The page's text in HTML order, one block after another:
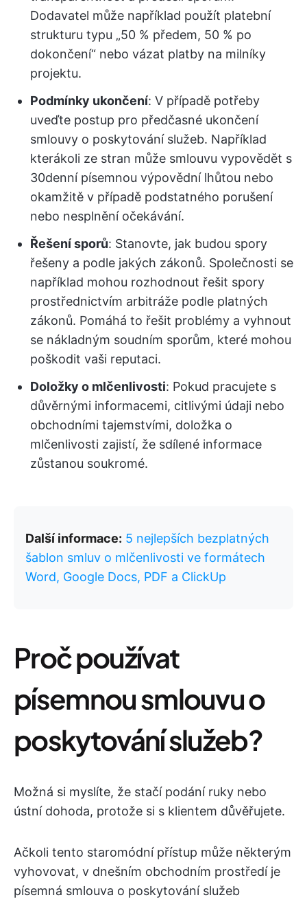
Dodavatel může například použít platební
strukturu typu „50 % předem, 50 % po
dokončení“ nebo vázat platby na milníky
projektu.
Podmínky ukončení: V případě potřeby
uveďte postup pro předčasné ukončení
smlouvy o poskytování služeb. Například
kterákoli ze stran může smlouvu vypovědět s
30denní písemnou výpovědní lhůtou nebo
okamžitě v případě podstatného porušení
nebo nesplnění očekávání.
Řešení sporů: Stanovte, jak budou spory
řešeny a podle jakých zákonů. Společnosti se
například mohou rozhodnout řešit spory
prostřednictvím arbitráže podle platných
zákonů. Pomáhá to řešit problémy a vyhnout
se nákladným soudním sporům, které mohou
poškodit vaši reputaci.
Doložky o mlčenlivosti: Pokud pracujete s
důvěrnými informacemi, citlivými údaji nebo
obchodními tajemstvími, doložka o
mlčenlivosti zajistí, že sdílené informace
zůstanou soukromé.
Další informace: 5 nejlepších bezplatných
šablon smluv o mlčenlivosti ve formátech
Word, Google Docs, PDF a ClickUp
Proč používat
písemnou smlouvu o
poskytování služeb?
Možná si myslíte, že stačí podání ruky nebo
ústní dohoda, protože si s klientem důvěřujete.
Ačkoli tento staromódní přístup může některým
vyhovovat, v dnešním obchodním prostředí je
písemná smlouva o poskytování služeb